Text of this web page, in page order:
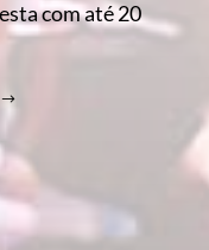
com até 20